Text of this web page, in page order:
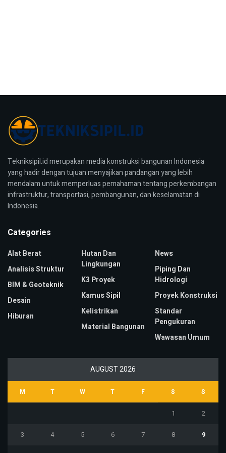
Tekniksipil.id merupakan media konstruksi bangunan Indonesia
yang hadir dengan tujuan menyajikan pandangan yang lebih
mendalam untuk memperluas pemahaman tentang perkembangan
infrastruktur, transportasi, pembangunan, dan keselamatan di
Indonesia.
Categories
Alat Berat
Analisis Struktur
BIM & Geoteknik
Desain
Hiburan
Hutan Dan
Lingkungan
K3 Proyek
Kamus Sipil
Kelistrikan
Material Bangunan
News
Piping Dan
Hidrologi
Proyek Konstruksi
Standar
Pengukuran
Wawasan Umum
AUGUST 2026
M T W T F S S
1 2
3 4 5 6 7 8 9